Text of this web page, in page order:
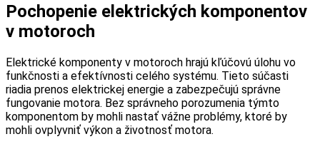
Pochopenie elektrických komponentov
v motoroch
Elektrické komponenty v motoroch hrajú kľúčovú úlohu vo
funkčnosti a efektívnosti celého systému. Tieto súčasti
riadia prenos elektrickej energie a zabezpečujú správne
fungovanie motora. Bez správneho porozumenia týmto
komponentom by mohli nastať vážne problémy, ktoré by
mohli ovplyvniť výkon a životnosť motora.